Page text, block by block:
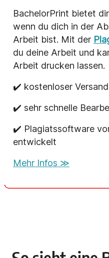
BachelorPrint bietet
wenn du dich in der
Arbeit bist. Mit der
du deine Arbeit und
Arbeit drucken lassen.
✔️ kostenloser
✔️ sehr schnelle
✔️ Plagiatssoftware
entwickelt
Mehr Infos ≫